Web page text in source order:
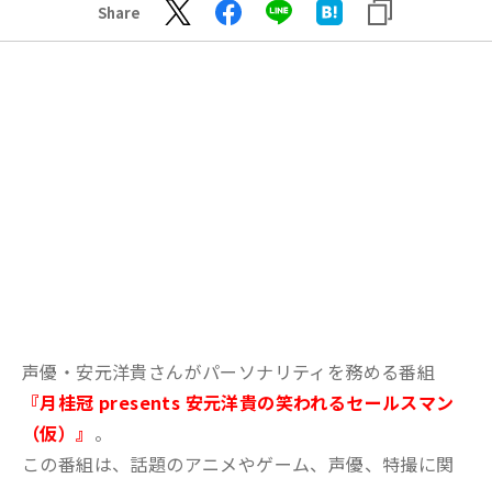
Share
声優・安元洋貴さんがパーソナリティを務める番組
『月桂冠 presents 安元洋貴の笑われるセールスマン
（仮）』 。
この番組は、話題のアニメやゲーム、声優、特撮に関